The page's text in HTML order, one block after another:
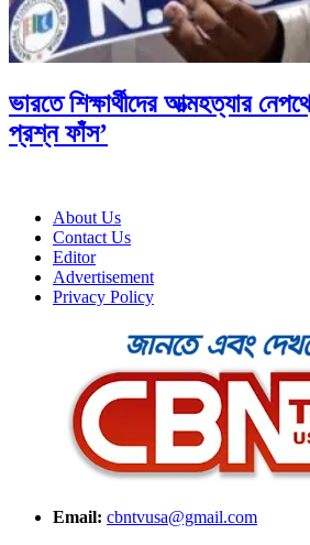
ভারতে শিক্ষার্থীদের আত্মহত্যার
প্রশ্ন ফাঁস’
About Us
Contact Us
Editor
Advertisement
Privacy Policy
Email: cbntvusa@gmail.com